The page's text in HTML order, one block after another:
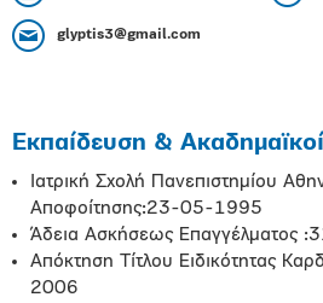
glyptis3@gmail.com
Εκπαίδευση & Ακαδημαϊκοί
Ιατρική Σχολή Πανεπιστημίου
Αποφοίτησης:23-05-1995
Άδεια Ασκήσεως Επαγγέλματος
Απόκτηση Τίτλου Ειδικότητας
2006